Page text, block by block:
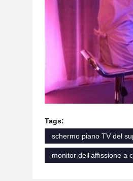
Tags:
schermo piano TV del
monitor dell'affissione a